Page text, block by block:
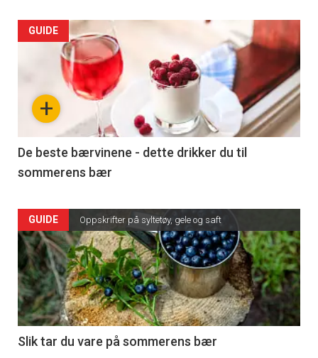
+
GUIDE
De beste bærvinene - dette drikker du til
sommerens bær
GUIDE Oppskrifter på syltetøy, gele og saft
Slik tar du vare på sommerens bær